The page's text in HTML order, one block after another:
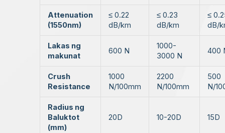
Attenuation
(1550nm)
≤ 0.22
dB/km
≤ 0.23
dB/km
≤
dB/
Lakas ng
makunat
600 N
1000-
3000 N
400
Crush
Resistance
1000
N/100mm
2200
N/100mm
500
N/
Radius ng
Baluktot
(mm)
20D 10-20D 15D